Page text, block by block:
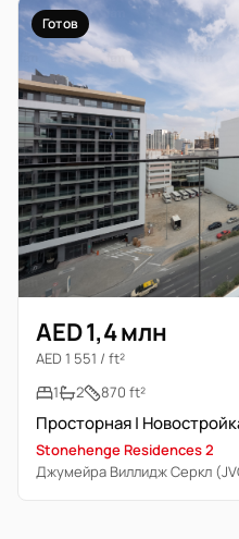
Готов
AED 1,4 млн
AED 1 551 / ft²
1
2 870 ft²
Просторная |
Stonehenge Residences 2
Джумейра Виллидж Серкл